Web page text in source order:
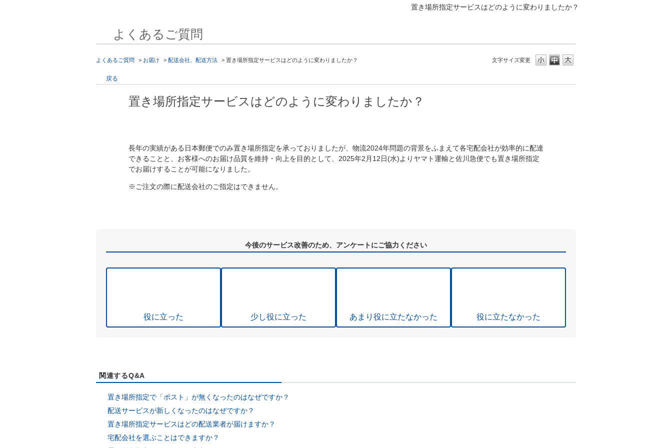
置き場所指定サービスはどのように変わりましたか？
よくあるご質問
文字サイズ変更
よくあるご質問 > お届け > 配送会社、配送方法 > 置き場所指定サービスはどのように変わりましたか？
戻る
置き場所指定サービスはどのように変わりましたか？
長年の実績がある日本郵便でのみ置き場所指定を承っておりましたが、物流2024年問題の背景をふまえて各宅配会社が効率的に配達
できることと、お客様へのお届け品質を維持・向上を目的として、2025年2月12日(水)よりヤマト運輸と佐川急便でも置き場所指定
でお届けすることが可能になりました。
※ご注文の際に配送会社のご指定はできません。
今後のサービス改善のため、アンケートにご協力ください
役に立った 少し役に立った あまり役に立たなかった 役に立たなかった
関連するQ&A
置き場所指定で「ポスト」が無くなったのはなぜですか？
配送サービスが新しくなったのはなぜですか？
置き場所指定サービスはどの配送業者が届けますか？
宅配会社を選ぶことはできますか？